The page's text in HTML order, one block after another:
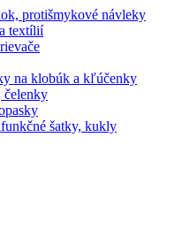
protišmykové návleky
textílií
na klobúk a kľúčenky
čelenky
šatky, kukly